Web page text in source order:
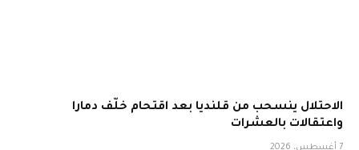
الاحتلال ينسحب من قلنديا بعد اقتحام خلّف دمارا
واعتقالات بالعشرات
7 أغسطس، 2026